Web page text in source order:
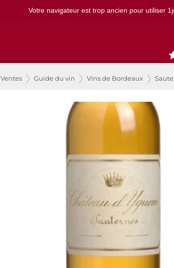
Votre navigateur est trop ancien pour utiliser
Ventes Guide du vin Vins de Bordeaux